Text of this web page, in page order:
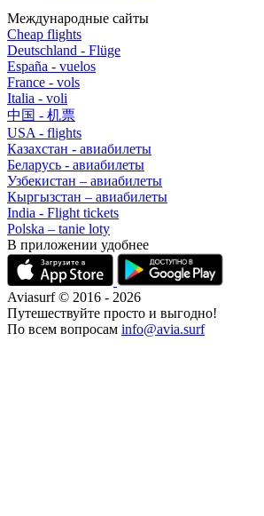
Международные сайты
Cheap flights
Deutschland - Flüge
España - vuelos
France - vols
Italia - voli
中国 - 机票
USA - flights
Казахстан - авиабилеты
Беларусь - авиабилеты
Узбекистан – авиабилеты
Кыргызстан – авиабилеты
India - Flight tickets
Polska – tanie loty
В приложении удобнее
Aviasurf © 2016 - 2026
Путешествуйте просто и выгодно!
По всем вопросам info@avia.surf